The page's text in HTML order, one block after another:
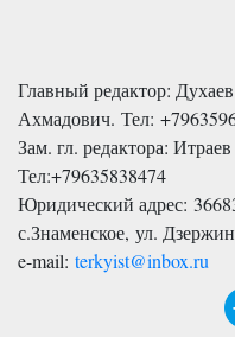
Главный редактор:
Ахмадович. Тел:
Зам. гл. редактора:
Тел:+79635838474
Юридический адрес:
с.Знаменское, ул.
e-mail: terkyist@inbox.ru